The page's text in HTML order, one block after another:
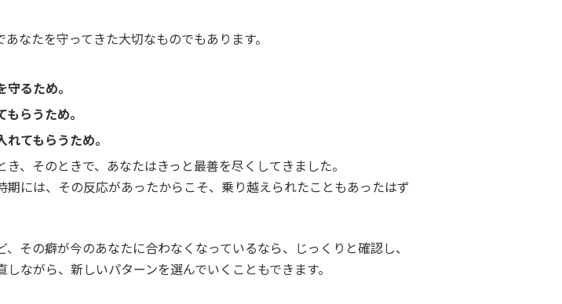
なたを守ってきた大切なものでもあります。
守るため。
もらうため。
れてもらうため。
き、そのときで、あなたはきっと最善を尽くしてきました。
期には、その反応があったからこそ、乗り越えられたこともあったはず
、その癖が今のあなたに合わなくなっているなら、じっくりと確認し、
しながら、新しいパターンを選んでいくこともできます。